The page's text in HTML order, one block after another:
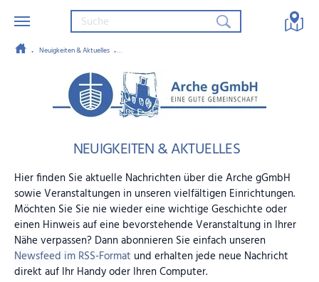
Neuigkeiten & Aktuelles Die Arche am Margeritenweg besucht den Tierpark Bad
NEUIGKEITEN & AKTUELLES
Hier finden Sie aktuelle Nachrichten über die Arche gGmbH
sowie Veranstaltungen in unseren vielfältigen Einrichtungen.
Möchten Sie Sie nie wieder eine wichtige Geschichte oder
einen Hinweis auf eine bevorstehende Veranstaltung in Ihrer
Nähe verpassen? Dann abonnieren Sie einfach unseren
Newsfeed im RSS-Format und erhalten jede neue Nachricht
direkt auf Ihr Handy oder Ihren Computer.